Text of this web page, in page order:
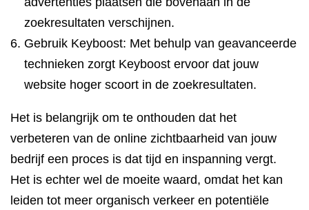
zoekresultaten verschijnen.
Gebruik Keyboost: Met behulp van geavanceerde
technieken zorgt Keyboost ervoor dat jouw
website hoger scoort in de zoekresultaten.
Het is belangrijk om te onthouden dat het
verbeteren van de online zichtbaarheid van jouw
bedrijf een proces is dat tijd en inspanning vergt.
Het is echter wel de moeite waard, omdat het kan
leiden tot meer organisch verkeer en potentiële